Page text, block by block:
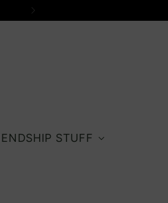
STUFF